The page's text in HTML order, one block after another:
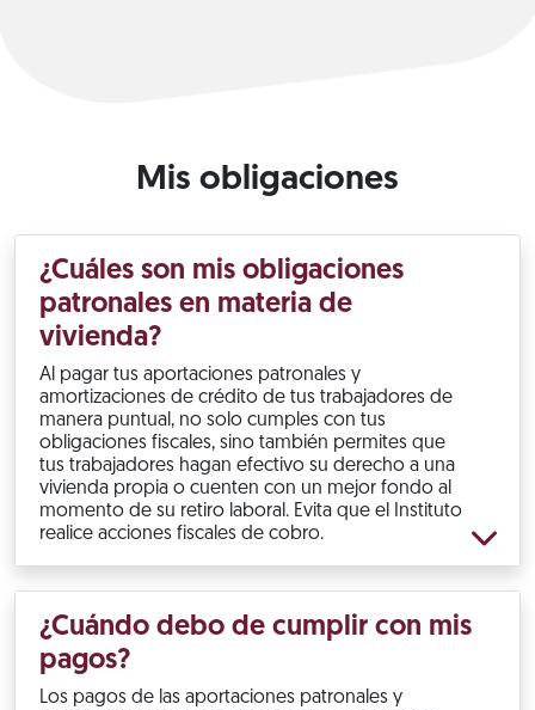
Mis obligaciones
¿Cuáles son mis obligaciones
patronales en materia de
vivienda?
Al pagar tus aportaciones patronales y
amortizaciones de crédito de tus trabajadores de
manera puntual, no solo cumples con tus
obligaciones fiscales, sino también permites que
tus trabajadores hagan efectivo su derecho a una
vivienda propia o cuenten con un mejor fondo al
momento de su retiro laboral. Evita que el Instituto
realice acciones fiscales de cobro.
¿Cuándo debo de cumplir con mis
pagos?
Los pagos de las aportaciones patronales y